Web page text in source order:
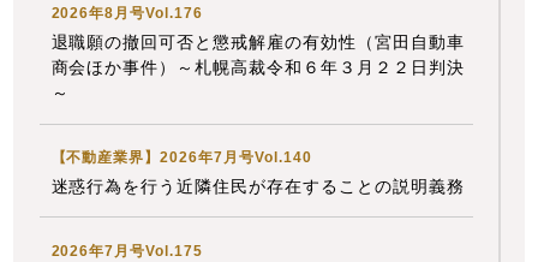
『先見労務管理 賃金統計と雇用実務』
「判例詳解 連載［283］名古屋自動車学校事件」
の論文を、企業法務担当執行役員・弁護士 家永 勲
労働調査会 2026年7月10日〈発行〉
2026年7月1日
2026年8月号Vol.176
退職願の撤回可否と懲戒解雇の有効性（宮田自動車
商会ほか事件）～札幌高裁令和６年３月２２日判決
～
【不動産業界】2026年7月号Vol.140
迷惑行為を行う近隣住民が存在することの説明義務
2026年7月号Vol.175